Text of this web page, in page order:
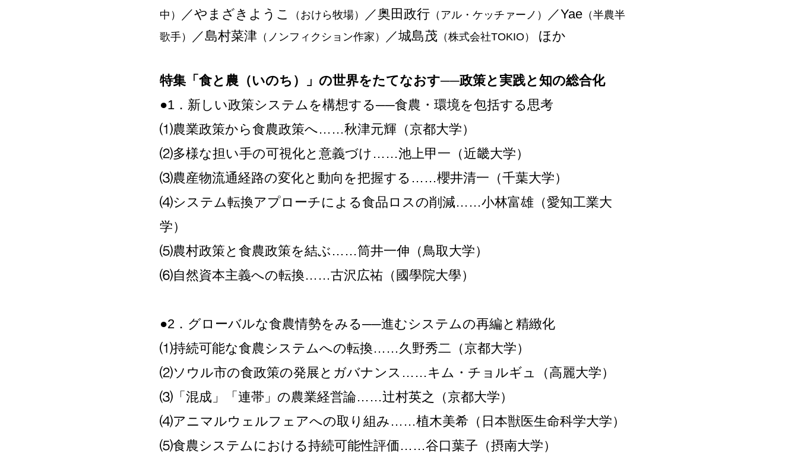
中）
／やまざきようこ （おけら牧場） ／奥田政行 （アル・ケッチァーノ） ／Yae （半農半
歌手）
／島村菜津 （ノンフィクション作家） ／城島茂 （株式会社TOKIO） ほか
特集「食と農（いのち）」の世界をたてなおす──政策と実践と知の総合化
●1．新しい政策システムを構想する──食農・環境を包括する思考
⑴農業政策から食農政策へ……秋津元輝（京都大学）
⑵多様な担い手の可視化と意義づけ……池上甲一（近畿大学）
⑶農産物流通経路の変化と動向を把握する……櫻井清一（千葉大学）
⑷システム転換アプローチによる食品ロスの削減……小林富雄（愛知工業大
学）
⑸農村政策と食農政策を結ぶ……筒井一伸（鳥取大学）
⑹自然資本主義への転換……古沢広祐（國學院大學）
●2．グローバルな食農情勢をみる──進むシステムの再編と精緻化
⑴持続可能な食農システムへの転換……久野秀二（京都大学）
⑵ソウル市の食政策の発展とガバナンス……キム・チョルギュ（高麗大学）
⑶「混成」「連帯」の農業経営論……辻村英之（京都大学）
⑷アニマルウェルフェアへの取り組み……植木美希（日本獣医生命科学大学）
⑸食農システムにおける持続可能性評価……谷口葉子（摂南大学）